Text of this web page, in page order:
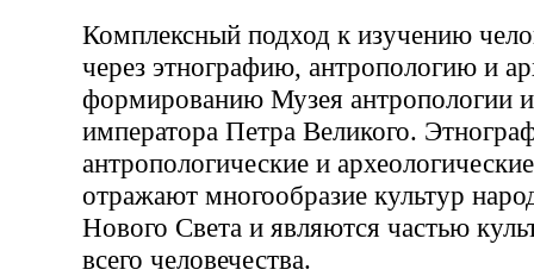
Комплексный подход к изучению
через этнографию, антропологию и
формированию Музея антропологии
императора Петра Великого.
антропологические и
отражают многообразие культур
Нового Света и являются частью
всего человечества.